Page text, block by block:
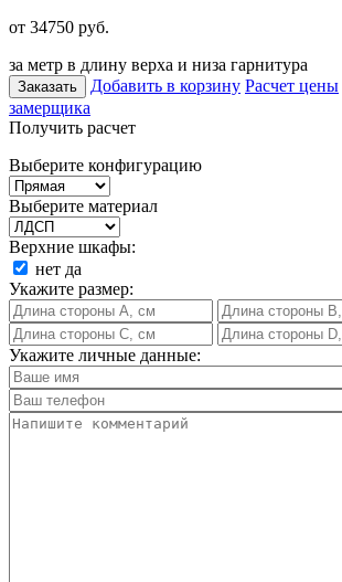
от 34750 руб.
за метр в длину верха и низа гарнитура
Заказать Добавить в корзину Расчет цены
замерщика
Получить расчет
Выберите конфигурацию
Выберите материал
Верхние шкафы:
нет да
Укажите размер:
Укажите личные данные: